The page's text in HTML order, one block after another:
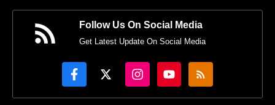
Follow Us On Social Media
Get Latest Update On Social Media